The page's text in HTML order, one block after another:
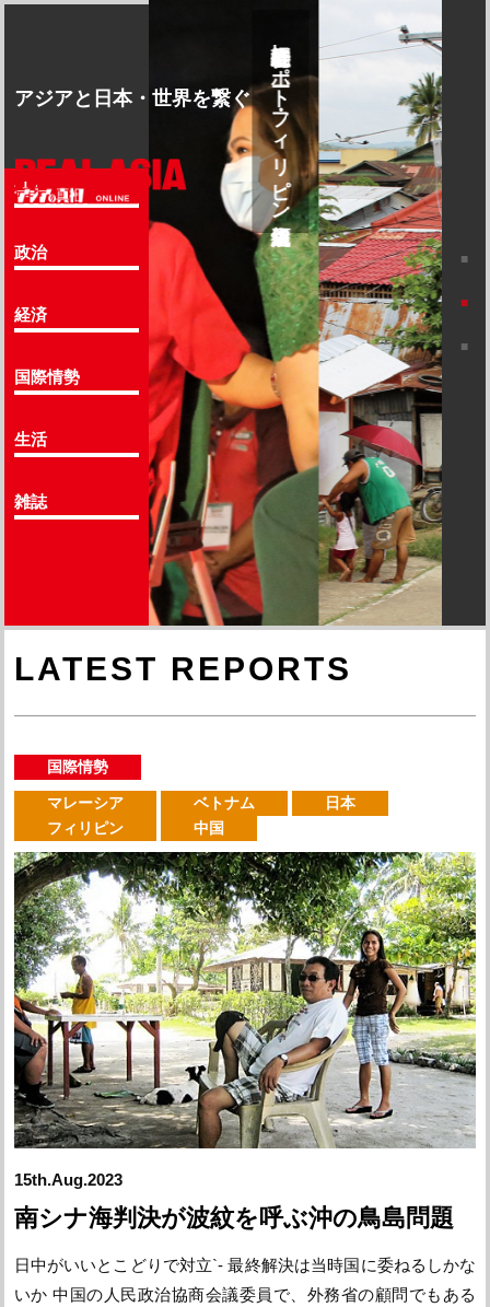
アジアと日本・世界を繋ぐ
社会
政治
経済
国際情勢
生活
雑誌
政経社会特別レポート・フィリピン大統領選 ５月のフィリピン正副大統領選
LATEST REPORTS
国際情勢
マレーシア ベトナム
日本
フィリピン
中国
15th.Aug.2023
南シナ海判決が波紋を呼ぶ沖の鳥島問題
日中がいいとこどりで対立`- 最終解決は当時国に委ねるしかな
いか 中国の人民政治協商会議委員で、外務省の顧問でもある